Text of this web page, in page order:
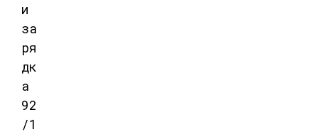
и
за
ря
дк
а
92
/1